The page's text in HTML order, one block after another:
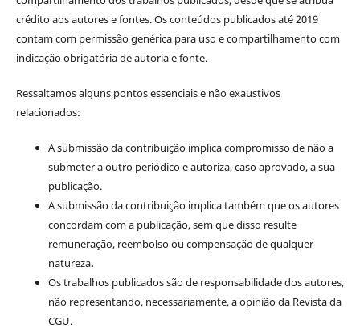
crédito aos autores e fontes. Os conteúdos publicados até 2019
contam com permissão genérica para uso e compartilhamento com
indicação obrigatória de autoria e fonte.
Ressaltamos alguns pontos essenciais e não exaustivos
relacionados:
A submissão da contribuição implica compromisso de não a
submeter a outro periódico e autoriza, caso aprovado, a sua
publicação.
A submissão da contribuição implica também que os autores
concordam com a publicação, sem que disso resulte
remuneração, reembolso ou compensação de qualquer
natureza.
Os trabalhos publicados são de responsabilidade dos autores,
não representando, necessariamente, a opinião da Revista da
CGU.